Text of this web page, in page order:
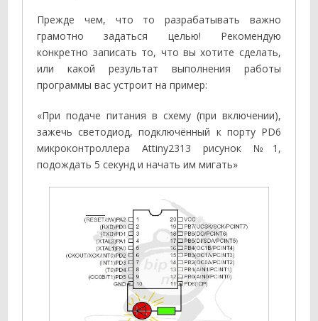
Прежде чем, что то разрабатывать важно
грамотно задаться целью! Рекомендую
конкретно записать то, что вы хотите сделать,
или какой результат выполнения работы
программы вас устроит на пример:
«При подаче питания в схему (при включении),
зажечь светодиод, подключённый к порту PD6
микроконтроллера Attiny2313 рисунок №1,
подождать 5 секунд и начать им мигать»